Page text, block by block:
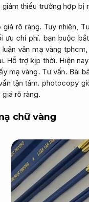
giảm thiểu trường hợp bị
giá rõ ràng. Tuy nhiên,
ưu chi phí. bạn buộc
văn mạ vàng tphcm,
Hỗ trợ kịp thời. Hiện
mạ vàng. Tư vấn. Bài
tận tâm. photocopy
giá rõ ràng.
chữ vàng